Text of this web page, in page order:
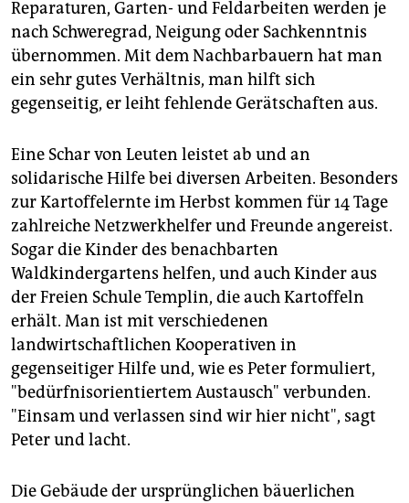
Reparaturen, Garten- und Feldarbeiten werden je
nach Schweregrad, Neigung oder Sachkenntnis
übernommen. Mit dem Nachbarbauern hat man
ein sehr gutes Verhältnis, man hilft sich
gegenseitig, er leiht fehlende Gerätschaften aus.
Eine Schar von Leuten leistet ab und an
solidarische Hilfe bei diversen Arbeiten. Besonders
zur Kartoffelernte im Herbst kommen für 14 Tage
zahlreiche Netzwerkhelfer und Freunde angereist.
Sogar die Kinder des benachbarten
Waldkindergartens helfen, und auch Kinder aus
der Freien Schule Templin, die auch Kartoffeln
erhält. Man ist mit verschiedenen
landwirtschaftlichen Kooperativen in
gegenseitiger Hilfe und, wie es Peter formuliert,
"bedürfnisorientiertem Austausch" verbunden.
"Einsam und verlassen sind wir hier nicht", sagt
Peter und lacht.
Die Gebäude der ursprünglichen bäuerlichen